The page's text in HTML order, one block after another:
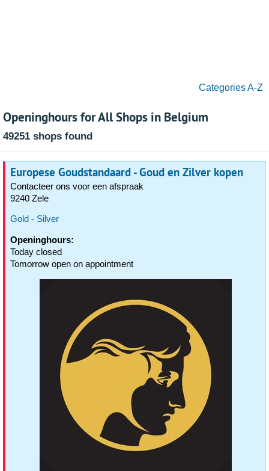
Categories A-Z
Openinghours for All Shops in Belgium
49251 shops found
Europese Goudstandaard - Goud en Zilver kopen
Contacteer ons voor een afspraak
9240 Zele
Gold - Silver
Openinghours:
Today closed
Tomorrow open on appointment